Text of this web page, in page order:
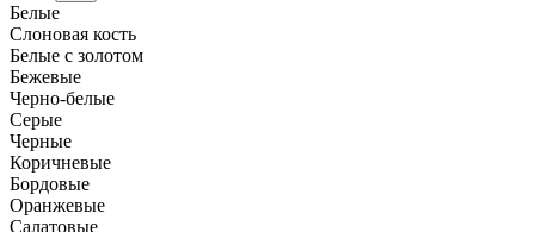
Белые
Слоновая кость
Белые с золотом
Бежевые
Черно-белые
Серые
Черные
Коричневые
Бордовые
Оранжевые
Салатовые